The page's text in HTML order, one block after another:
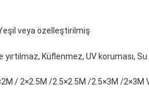
veya özelleştirilmiş
yırtılmaz, Küflenmez, UV koruması,
/ 2×2.5M /2.5×2.5M /2.5×3M /2×3M